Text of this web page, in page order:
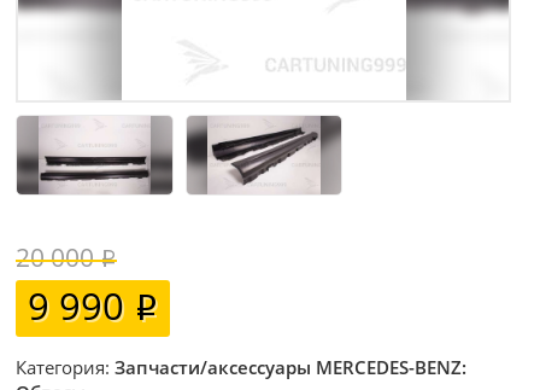
20 000
9 990
Категория:Запчасти/аксессуары MERCEDES-BENZ: